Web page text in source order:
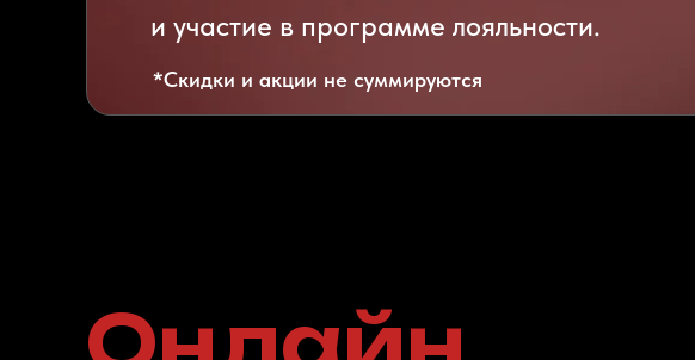
и участие в программе лояльности.
*Скидки и акции не суммируются